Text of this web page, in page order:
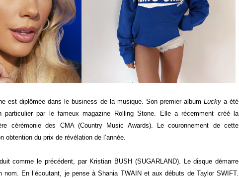
est diplômée dans le business de la musique. Son premier album Luckya été
particulier par le fameux magazine Rolling Stone. Elle a récemment créé la
cérémonie des CMA (Country Music Awards). Le couronnement de cette
obtention du prix de révélation de l’année.
comme le précédent, par Kristian BUSH (SUGARLAND). Le disque démarre
En l’écoutant, je pense à Shania TWAIN et aux débuts de Taylor SWIFT.